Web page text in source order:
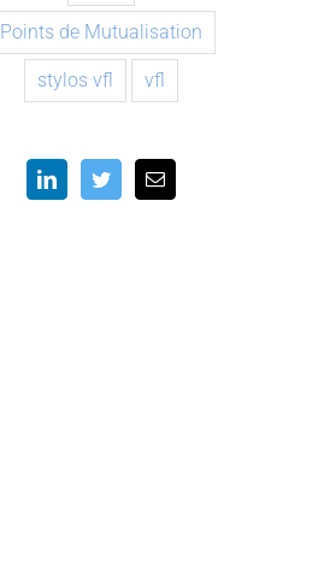
Points de Mutualisation
stylos vfl vfl